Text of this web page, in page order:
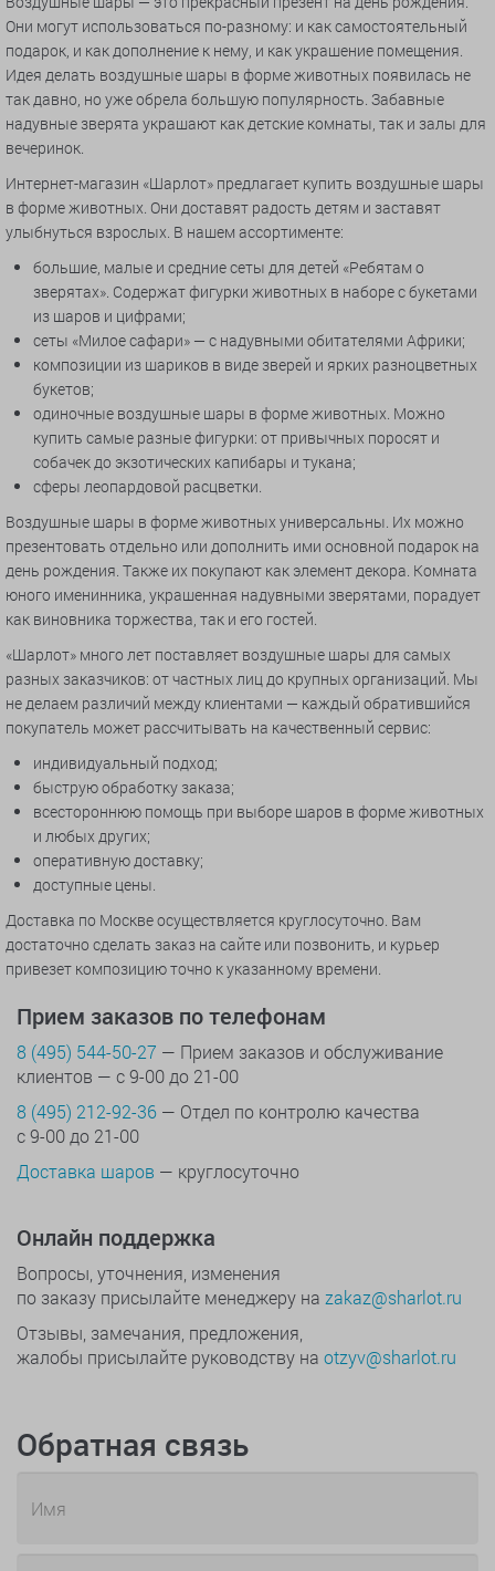
Они могут использоваться по-разному: и как самостоятельный
подарок, и как дополнение к нему, и как украшение помещения.
Идея делать воздушные шары в форме животных появилась не
так давно, но уже обрела большую популярность. Забавные
надувные зверята украшают как детские комнаты, так и залы для
вечеринок.
Интернет-магазин «Шарлот» предлагает купить воздушные шары
в форме животных. Они доставят радость детям и заставят
улыбнуться взрослых. В нашем ассортименте:
большие, малые и средние сеты для детей «Ребятам о
зверятах». Содержат фигурки животных в наборе с букетами
из шаров и цифрами;
сеты «Милое сафари» — с надувными обитателями Африки;
композиции из шариков в виде зверей и ярких разноцветных
букетов;
одиночные воздушные шары в форме животных. Можно
купить самые разные фигурки: от привычных поросят и
собачек до экзотических капибары и тукана;
сферы леопардовой расцветки.
Воздушные шары в форме животных универсальны. Их можно
презентовать отдельно или дополнить ими основной подарок на
день рождения. Также их покупают как элемент декора. Комната
юного именинника, украшенная надувными зверятами, порадует
как виновника торжества, так и его гостей.
«Шарлот» много лет поставляет воздушные шары для самых
разных заказчиков: от частных лиц до крупных организаций. Мы
не делаем различий между клиентами — каждый обратившийся
покупатель может рассчитывать на качественный сервис:
индивидуальный подход;
быструю обработку заказа;
всестороннюю помощь при выборе шаров в форме животных
и любых других;
оперативную доставку;
доступные цены.
Доставка по Москве осуществляется круглосуточно. Вам
достаточно сделать заказ на сайте или позвонить, и курьер
привезет композицию точно к указанному времени.
Прием заказов по телефонам
8 (495) 544-50-27 — Прием заказов и обслуживание
клиентов — с 9-00 до 21-00
8 (495) 212-92-36 — Отдел по контролю качества
с 9-00 до 21-00
Доставка шаров — круглосуточно
Онлайн поддержка
Вопросы, уточнения, изменения
по заказу присылайте менеджеру на zakaz@sharlot.ru
Отзывы, замечания, предложения,
жалобы присылайте руководству на otzyv@sharlot.ru
Обратная связь